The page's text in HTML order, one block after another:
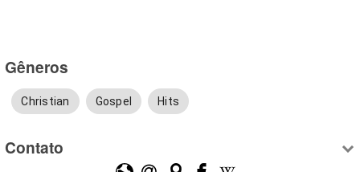
Gêneros
Christian Gospel Hits
Contato